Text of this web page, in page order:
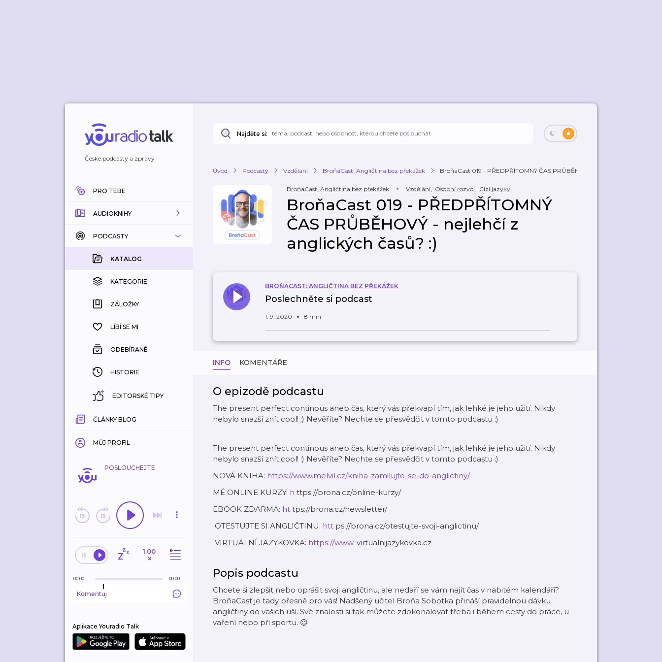
České podcasty a zprávy
PRO TEBE
AUDIOKNIHY
KATALOG
KOUPENÉ
KATEGORIE
ZÁLOŽKY
HISTORIE
PODCASTY
KATALOG
KATEGORIE
ZÁLOŽKY
LÍBÍ SE MI
ODEBÍRANÉ
HISTORIE
EDITORSKÉ TIPY
ČLÁNKY BLOG
MŮJ PROFIL
POSLOUCHEJTE
1.00
×
00:00 00:00
Komentuj
Aplikace Youradio Talk
Najděte si:
Úvod Podcasty Vzdělání BroňaCast: Angličtina bez překážek BroňaCast 019 - PŘEDPŘÍTOMNÝ ČAS PRŮBĚHOVÝ...
BroňaCast: Angličtina bez překážek Vzdělání, Osobní rozvoj, Cizí jazyky
BroňaCast 019 - PŘEDPŘÍTOMNÝ
ČAS PRŮBĚHOVÝ - nejlehčí z
anglických časů? :)
BROŇACAST: ANGLIČTINA BEZ PŘEKÁŽEK
Poslechněte si podcast
1. 9. 2020 8 min
INFO KOMENTÁŘE
O epizodě podcastu
The present perfect continous aneb čas, který vás překvapí tím, jak lehké je jeho užití. Nikdy
nebylo snazší znít cool! :) Nevěříte? Nechte se přesvědčit v tomto podcastu :)
The present perfect continous aneb čas, který vás překvapí tím, jak lehké je jeho užití. Nikdy
nebylo snazší znít cool! :) Nevěříte? Nechte se přesvědčit v tomto podcastu :)
NOVÁ KNIHA: https://www.melvil.cz/kniha-zamilujte-se-do-anglictiny/
MÉ ONLINE KURZY: h ttps://brona.cz/online-kurzy/
EBOOK ZDARMA: ht tps://brona.cz/newsletter/
OTESTUJTE SI ANGLIČTINU: htt ps://brona.cz/otestujte-svoji-anglictinu/
VIRTUÁLNÍ JAZYKOVKA: https://www. virtualnijazykovka.cz
Popis podcastu
Chcete si zlepšit nebo oprášit svoji angličtinu, ale nedaří se vám najít čas v nabitém kalendáři?
BroňaCast je tady přesně pro vás! Nadšený učitel Broňa Sobotka přináší pravidelnou dávku
angličtiny do vašich uší. Své znalosti si tak můžete zdokonalovat třeba i během cesty do práce, u
vaření nebo při sportu. 😉